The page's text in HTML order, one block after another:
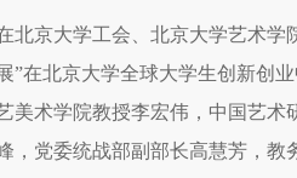
北京大学工会、北京大学艺术
”在北京大学全球大学生创新创
美术学院教授李宏伟，中国艺
，党委统战部副部长高慧芳，